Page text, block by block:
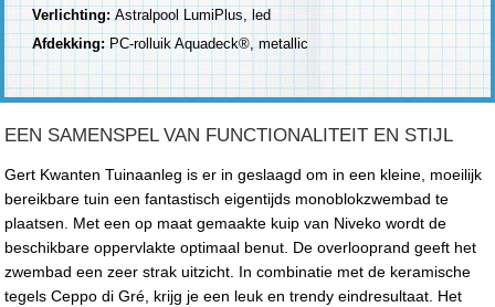
Verlichting:Astralpool LumiPlus, led
Afdekking:PC-rolluik Aquadeck®, metallic
EEN SAMENSPEL VAN FUNCTIONALITEIT EN STIJL
Gert Kwanten Tuinaanleg is er in geslaagd om in een kleine, moeilijk
bereikbare tuin een fantastisch eigentijds monoblokzwembad te
plaatsen. Met een op maat gemaakte kuip van Niveko wordt de
beschikbare oppervlakte optimaal benut. De overlooprand geeft het
zwembad een zeer strak uitzicht. In combinatie met de keramische
tegels Ceppo di Gré, krijg je een leuk en trendy eindresultaat. Het